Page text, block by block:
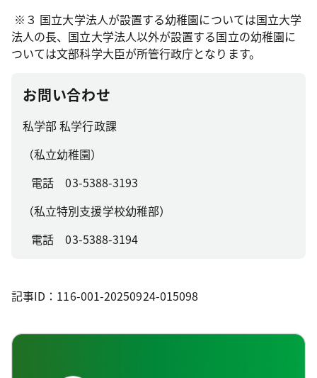
※３ 国立大学法人が設置する幼稚園については国立大学
法人の長、国立大学法人以外が設置する国立の幼稚園に
ついては文部科学大臣が所管行政庁となります。
お問い合わせ
私学部 私学行政課
（私立幼稚園）
電話 03-5388-3193
（私立特別支援学校幼稚部）
電話 03-5388-3194
記事ID：116-001-20250924-015098